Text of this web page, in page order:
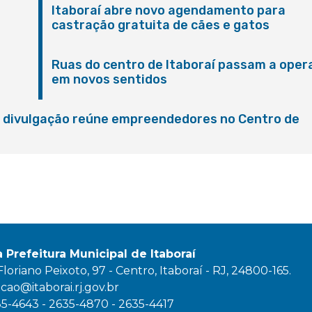
Itaboraí abre novo agendamento para
castração gratuita de cães e gatos
Ruas do centro de Itaboraí passam a
em novos sentidos
reúne empreendedores no Centro de
Prefeitura Municipal de Itaboraí
Peixoto, 97 - Centro, Itaboraí - RJ, 24800-165.
4643 - 2635-4870 - 2635-4417